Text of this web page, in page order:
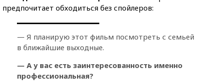
предпочитает обходиться без спойлеров:
— Я планирую этот фильм посмотреть с семьей
в ближайшие выходные.
— А у вас есть заинтересованность именно
профессиональная?